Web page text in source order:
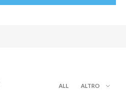
ALL ALTRO